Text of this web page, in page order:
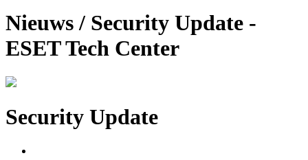
Nieuws / Security Update -
ESET Tech Center
Security Update